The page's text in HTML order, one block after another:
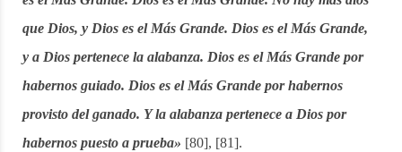
que Dios, y Dios es el Más Grande. Dios es el Más Grande,
y a Dios pertenece la alabanza. Dios es el Más Grande por
habernos guiado. Dios es el Más Grande por habernos
provisto del ganado. Y la alabanza pertenece a Dios por
habernos puesto a prueba» [80], [81].